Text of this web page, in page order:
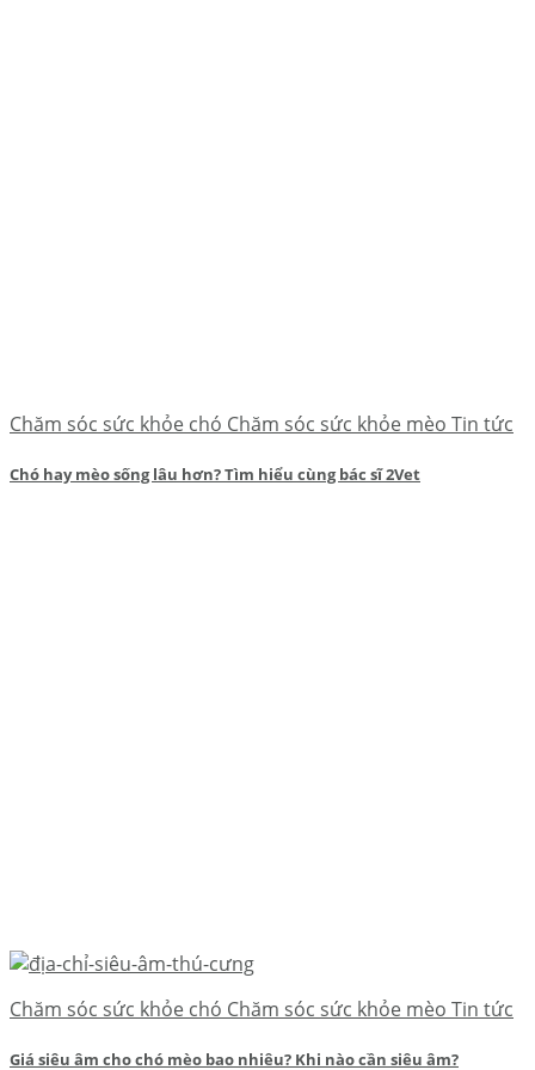
Chăm sóc sức khỏe chó Chăm sóc sức khỏe mèo Tin tức
Chó hay mèo sống lâu hơn? Tìm hiểu cùng bác sĩ 2Vet
Chăm sóc sức khỏe chó Chăm sóc sức khỏe mèo Tin tức
Giá siêu âm cho chó mèo bao nhiêu? Khi nào cần siêu âm?